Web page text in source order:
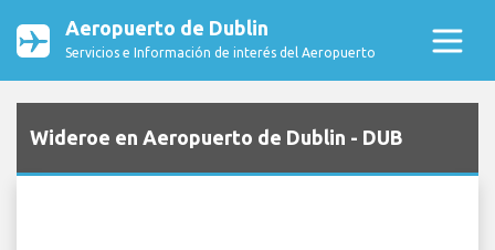
Aeropuerto de Dublin
Servicios e Información de interés del Aeropuerto
Wideroe en Aeropuerto de Dublin - DUB